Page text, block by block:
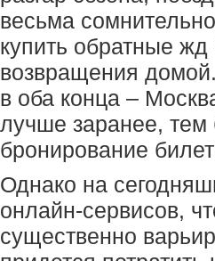
весьма
купить обратные
возвращения
в оба конца –
лучше заранее,
бронирование
Однако на
онлайн-сервисов,
существенно